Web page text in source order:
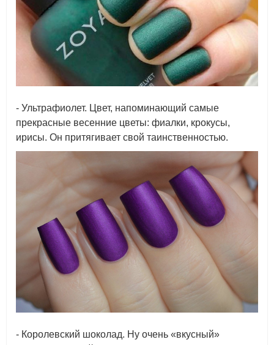
- Ультрафиолет. Цвет, напоминающий самые
прекрасные весенние цветы: фиалки, крокусы,
ирисы. Он притягивает свой таинственностью.
- Королевский шоколад. Ну очень «вкусный»